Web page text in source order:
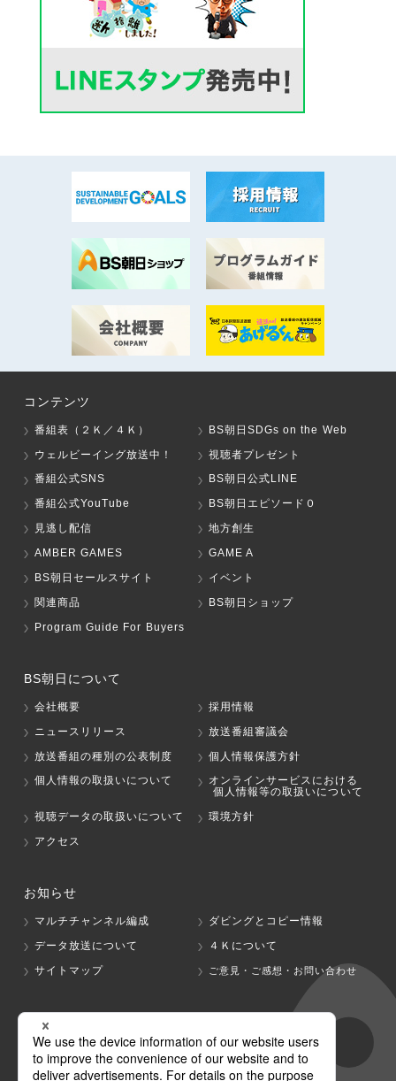
コンテンツ
番組表（２Ｋ／４Ｋ）
BS朝日SDGs on the Web
ウェルビーイング放送中！
視聴者プレゼント
番組公式SNS
BS朝日公式LINE
番組公式YouTube
BS朝日エピソード０
見逃し配信
地方創生
AMBER GAMES
GAME A
BS朝日セールスサイト
イベント
関連商品
BS朝日ショップ
Program Guide For Buyers
BS朝日について
会社概要
採用情報
ニュースリリース
放送番組審議会
放送番組の種別の公表制度
個人情報保護方針
個人情報の取扱いについて
オンラインサービスにおける
個人情報等の取扱いについて
視聴データの取扱いについて
環境方針
アクセス
お知らせ
マルチチャンネル編成
ダビングとコピー情報
データ放送について
４Ｋについて
サイトマップ
ご意見・ご感想・お問い合わせ
グループ会社
テレビ朝日 テレ朝チャンネル